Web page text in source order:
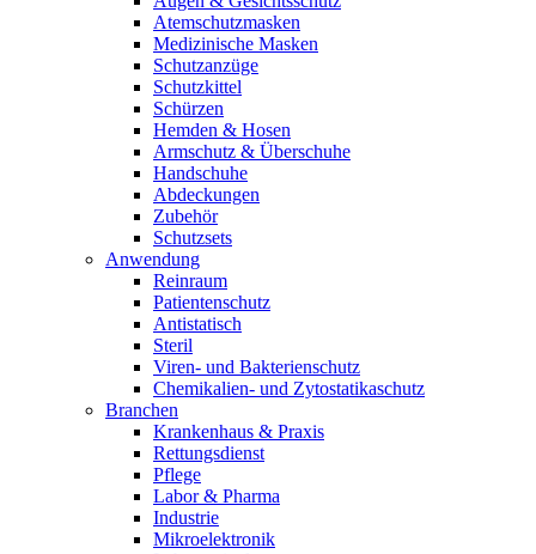
Atemschutzmasken
Medizinische Masken
Schutzanzüge
Schutzkittel
Schürzen
Hemden & Hosen
Armschutz & Überschuhe
Handschuhe
Abdeckungen
Zubehör
Schutzsets
Anwendung
Reinraum
Patientenschutz
Antistatisch
Steril
Viren- und Bakterienschutz
Chemikalien- und Zytostatikaschutz
Branchen
Krankenhaus & Praxis
Rettungsdienst
Pflege
Labor & Pharma
Industrie
Mikroelektronik